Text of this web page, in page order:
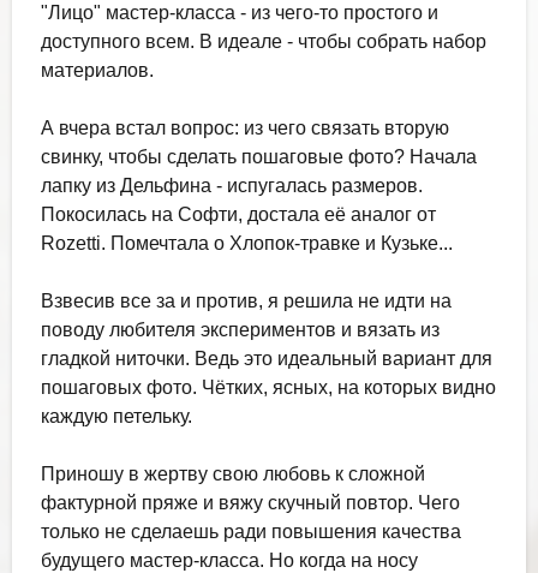
"Лицо" мастер-класса - из чего-то простого и
доступного всем. В идеале - чтобы собрать набор
материалов.
А вчера встал вопрос: из чего связать вторую
свинку, чтобы сделать пошаговые фото? Начала
лапку из Дельфина - испугалась размеров.
Покосилась на Софти, достала её аналог от
Rozetti. Помечтала о Хлопок-травке и Кузьке...
Взвесив все за и против, я решила не идти на
поводу любителя экспериментов и вязать из
гладкой ниточки. Ведь это идеальный вариант для
пошаговых фото. Чётких, ясных, на которых видно
каждую петельку.
Приношу в жертву свою любовь к сложной
фактурной пряже и вяжу скучный повтор. Чего
только не сделаешь ради повышения качества
будущего мастер-класса. Но когда на носу